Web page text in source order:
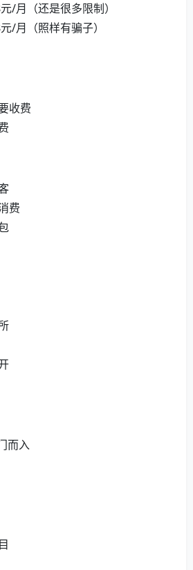
/月（还是很多限制）
/月（照样有骗子）
收费
费
而入